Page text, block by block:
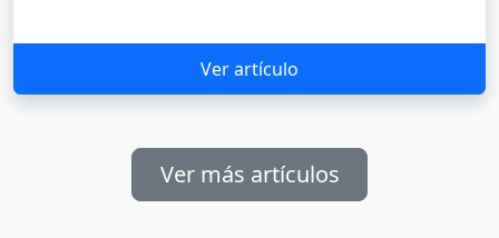
Ver artículo
Ver más artículos